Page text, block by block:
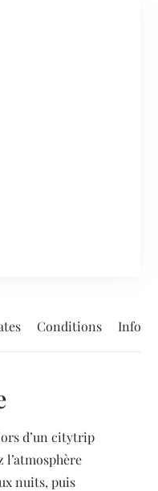
Conditions
d’un citytrip
nuits, puis